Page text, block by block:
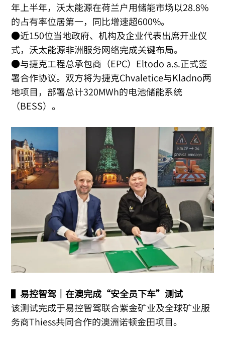
年上半年，沃太能源在荷兰户用储能市场以28.8%
的占有率位居第一，同比增速超600%。
●近150位当地政府、机构及企业代表出席开业仪
式，沃太能源非洲服务网络完成关键布局。
●与捷克工程总承包商（EPC）Eltodo a.s.正式签
署合作协议。双方将为捷克Chvaletice与Kladno两
地项目，部署总计320MWh的电池储能系统
（BESS）。
▌易控智驾｜在澳完成“安全员下车”测试
该测试完成于易控智驾联合紫金矿业及全球矿业服
务商Thiess共同合作的澳洲诺顿金田项目。